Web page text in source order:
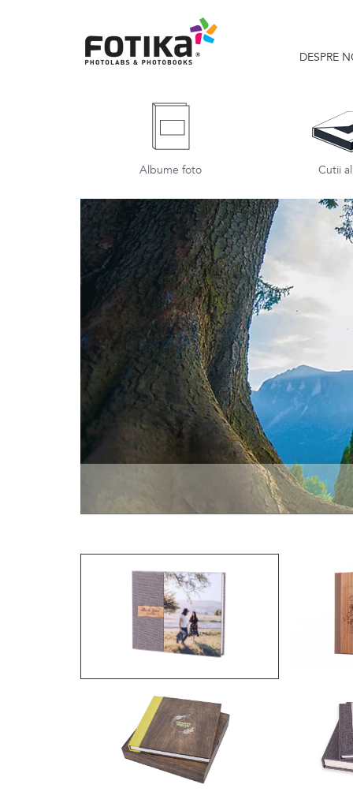
DESPRE
Albume foto Cutii